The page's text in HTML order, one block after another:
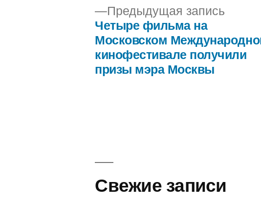
Навигация
Предыдущая запись
Четыре фильма на
Московском
кинофестивале получили
призы мэра Москвы
Свежие записи